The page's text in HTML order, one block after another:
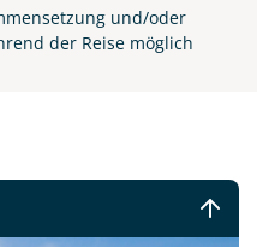
und/oder
der Reise möglich